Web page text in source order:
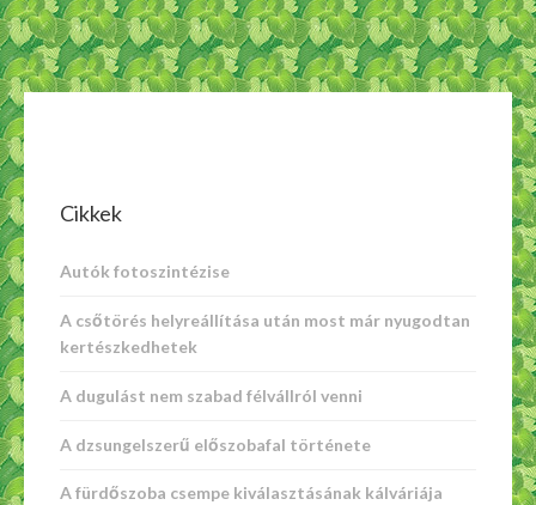
Cikkek
Autók fotoszintézise
A csőtörés helyreállítása után most már nyugodtan
kertészkedhetek
A dugulást nem szabad félvállról venni
A dzsungelszerű előszobafal története
A fürdőszoba csempe kiválasztásának kálváriája